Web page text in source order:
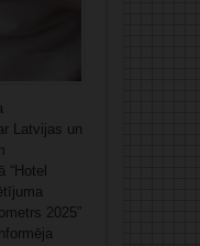
Latvijas un
2025”